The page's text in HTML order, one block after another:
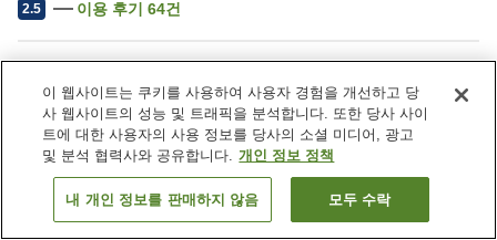
2.5 이용 후기 64건
주차장
레스토랑
자동판매기
객실 보기
이 웹사이트는 쿠키를 사용하여 사용자 경험을 개선하고 당
사 웹사이트의 성능 및 트래픽을 분석합니다. 또한 당사 사이
트에 대한 사용자의 사용 정보를 당사의 소셜 미디어, 광고
및 분석 협력사와 공유합니다. 개인 정보 정책
내 개인 정보를 판매하지 않음 모두 수락